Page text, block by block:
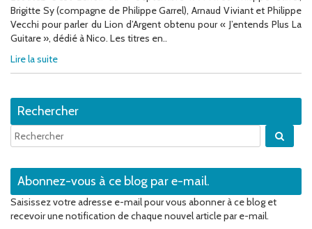
Brigitte Sy (compagne de Philippe Garrel), Arnaud Viviant et Philippe
Vecchi pour parler du Lion d’Argent obtenu pour « J’entends Plus La
Guitare », dédié à Nico. Les titres en..
Lire la suite
Rechercher
Abonnez-vous à ce blog par e-mail.
Saisissez votre adresse e-mail pour vous abonner à ce blog et
recevoir une notification de chaque nouvel article par e-mail.